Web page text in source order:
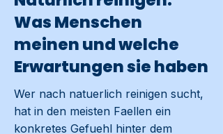
Was Menschen
meinen und welche
Erwartungen sie haben
Wer nach natuerlich reinigen sucht,
hat in den meisten Faellen ein
konkretes Gefuehl hinter dem